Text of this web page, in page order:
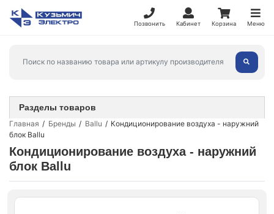
Позвонить Кабинет Корзина Меню
Главная Бренды Ballu
Кондиционирование воздуха - наружний
блок Ballu
Кондиционирование воздуха - наружний
блок Ballu
Разделы товаров